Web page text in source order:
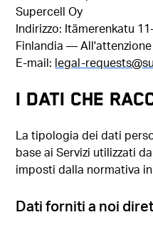
Supercell Oy
Indirizzo: Itämerenkatu
Finlandia —
E-mail: legal-
I DATI CHE
La tipologia dei dati
base ai Servizi utilizzati
imposti dalla normativa
Dati forniti a noi